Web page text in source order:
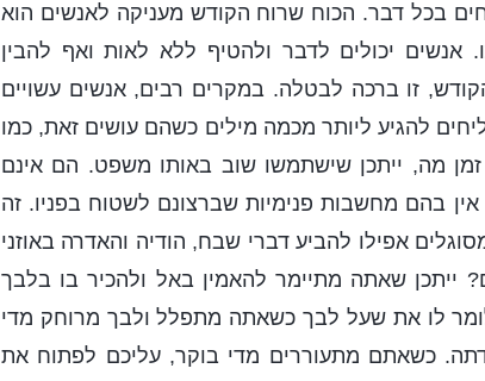
בכל דבר. הכוח שרוח הקודש מעניקה לאנשים הוא
אנשים יכולים לדבר ולהטיף ללא לאות ואף להבין
זו ברכה לבטלה. במקרים רבים, אנשים עשויים
להגיע ליותר מכמה מילים כשהם עושים זאת, כמו
מה, ייתכן שישתמשו שוב באותו משפט. הם אינם
בהם מחשבות פנימיות שברצונם לשטוח בפניו. זה
אפילו להביע דברי שבח, הודיה והאדרה באוזני
שאתה מתיימר להאמין באל ולהכיר בו בלבך
לו את שעל לבך כשאתה מתפלל ולבך מרוחק מדי
כשאתם מתעוררים מדי בוקר, עליכם לפתוח את